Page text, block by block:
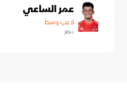
عمر الساعي
لاعب وسط
مصر